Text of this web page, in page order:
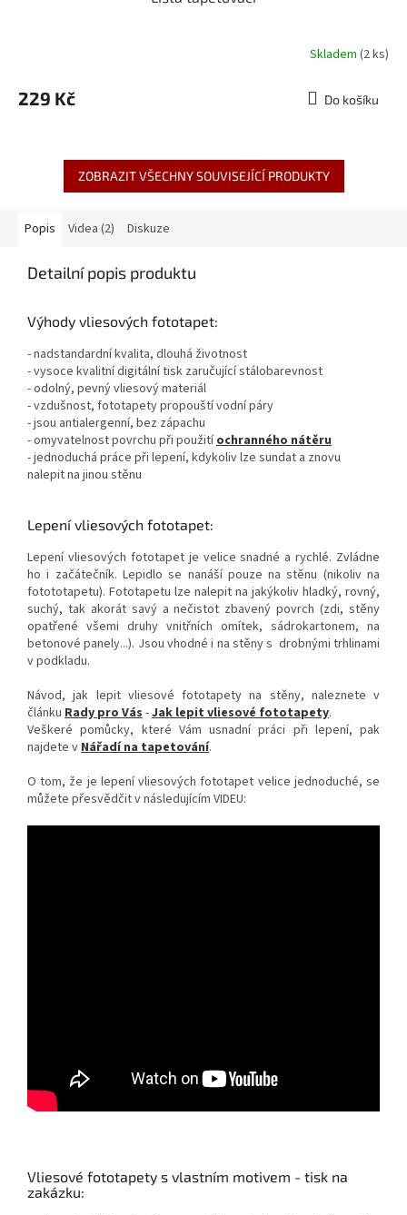
produktu
je
Skladem(2 ks)
229 Kč Do košíku
ZOBRAZIT VŠECHNY SOUVISEJÍCÍ PRODUKTY
Popis Videa (2) Diskuze
Detailní popis produktu
Výhody vliesových fototapet:
- nadstandardní kvalita, dlouhá životnost
- vysoce kvalitní digitální tisk zaručující stálobarevnost
- odolný, pevný vliesový materiál
- vzdušnost, fototapety propouští vodní páry
- jsou antialergenní, bez zápachu
- omyvatelnost povrchu při použitíochranného nátěru
- jednoduchá práce při lepení, kdykoliv lze sundat a znovu
nalepit na jinou stěnu
Lepení vliesových fototapet:
Lepení vliesových fototapet je velice snadné a rychlé. Zvládne
ho i začátečník. Lepidlo se nanáší pouze na stěnu (nikoliv na
fotototapetu). Fototapetu lze nalepit na jakýkoliv hladký, rovný,
suchý, tak akorát savý a nečistot zbavený povrch (zdi, stěny
opatřené všemi druhy vnitřních omítek, sádrokartonem, na
betonové panely...). Jsou vhodné i na stěny s drobnými trhlinami
v podkladu.
Návod, jak lepit vliesové fototapety na stěny, naleznete v
článku Rady pro Vás-Jak lepit vliesové fototapety.
Veškeré pomůcky, které Vám usnadní práci při lepení, pak
najdete vNářadí na tapetování.
O tom, že je lepení vliesových fototapet velice jednoduché, se
můžete přesvědčit v následujícím VIDEU:
Vliesové fototapety s vlastním motivem - tisk na
zakázku: